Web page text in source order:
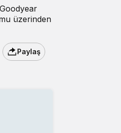
üzerinden
Paylaş